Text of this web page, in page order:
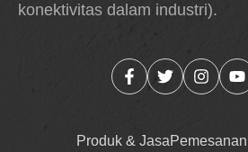
konektivitas dalam industri).
Produk & JasaPemesanan